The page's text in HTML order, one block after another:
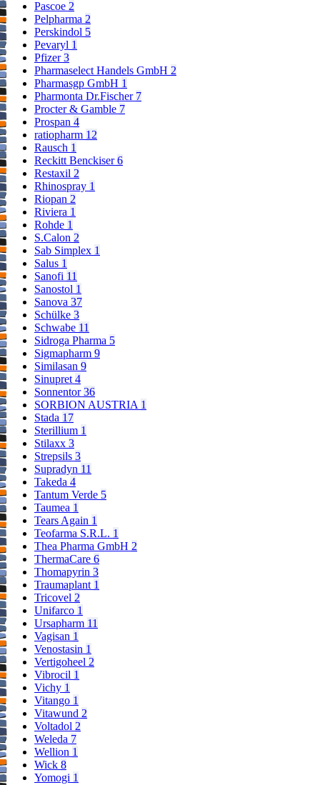
Pascoe 2
Pelpharma 2
Perskindol 5
Pevaryl 1
Pfizer3
Pharmaselect Handels GmbH 2
Pharmasgp GmbH 1
Pharmonta Dr.Fischer 7
Procter & Gamble 7
Prospan 4
ratiopharm 12
Rausch 1
Reckitt Benckiser6
Restaxil 2
Rhinospray 1
Riopan 2
Riviera 1
Rohde 1
S.Calon 2
Sab Simplex 1
Salus 1
Sanofi 11
Sanostol 1
Sanova 37
Schülke 3
Schwabe 11
Sidroga Pharma 5
Sigmapharm 9
Similasan 9
Sinupret4
Sonnentor36
SORBION AUSTRIA 1
Stada 17
Sterillium 1
Stilaxx 3
Strepsils 3
Supradyn 11
Takeda 4
Tantum Verde 5
Taumea 1
Tears Again 1
Teofarma S.R.L. 1
Thea Pharma GmbH 2
ThermaCare 6
Thomapyrin 3
Traumaplant 1
Tricovel 2
Unifarco 1
Ursapharm 11
Vagisan 1
Venostasin 1
Vertigoheel 2
Vibrocil 1
Vichy 1
Vitango 1
Vitawund 2
Voltadol 2
Weleda 7
Wellion 1
Wick 8
Yomogi 1